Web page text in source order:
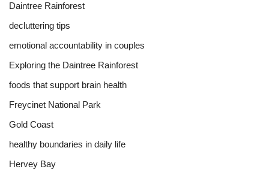
Daintree Rainforest
decluttering tips
emotional accountability in couples
Exploring the Daintree Rainforest
foods that support brain health
Freycinet National Park
Gold Coast
healthy boundaries in daily life
Hervey Bay